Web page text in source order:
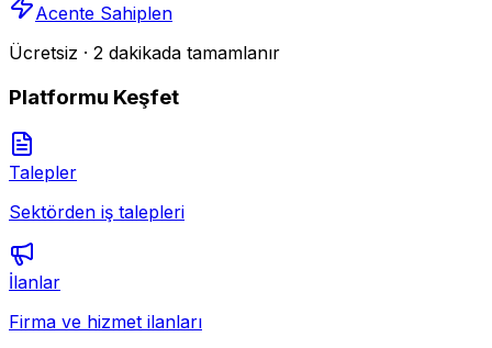
Acente Sahiplen
Ücretsiz · 2 dakikada tamamlanır
Platformu Keşfet
Talepler
Sektörden iş talepleri
İlanlar
Firma ve hizmet ilanları